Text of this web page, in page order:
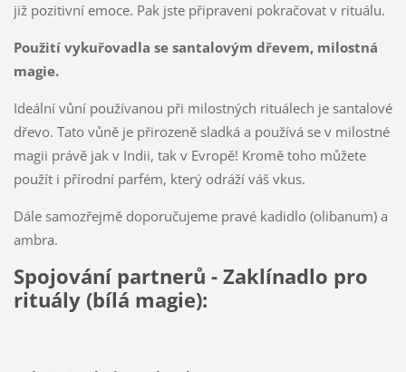
již pozitivní emoce. Pak jste připraveni pokračovat v rituálu.
Použití vykuřovadla se santalovým dřevem, milostná
magie.
Ideální vůní používanou při milostných rituálech je santalové
dřevo. Tato vůně je přirozeně sladká a používá se v milostné
magii právě jak v Indii, tak v Evropě! Kromě toho můžete
použít i přírodní parfém, který odráží váš vkus.
Dále samozřejmě doporučujeme pravé kadidlo (olibanum) a
ambra.
Spojování partnerů - Zaklínadlo pro
rituály (bílá magie):